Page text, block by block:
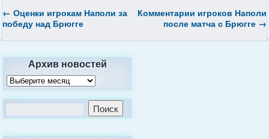
← Оценки игрокам Наполи за
победу над Брюгге
Комментарии игроков Наполи
после матча с Брюгге →
Архив новостей